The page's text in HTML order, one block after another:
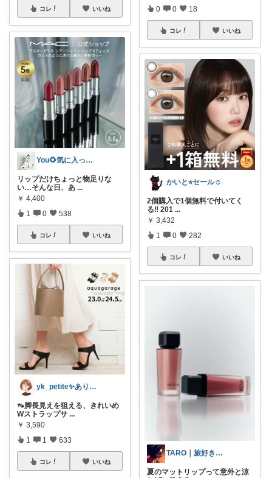
コレ いいね
You🌻気に入ったもの正直レビュー
リップだけちょっと物足りな
い…そんな日、あ ...
￥ 4,400
1 0 538
コレ いいね
yk_petite✨ありがとう😭
👡脚長見えを狙える、きれいめ
Wストラップサ ...
￥ 3,590
1 1 633
コレ いいね
0 0 18
コレ いいね
かいと⭐︎セール☺️
2個購入で1個無料で付いてく
る‼️ 201 ...
￥ 3,432
1 0 282
コレ いいね
TARO｜旅好きのスキンケア
夏のマットリップって意外と涼